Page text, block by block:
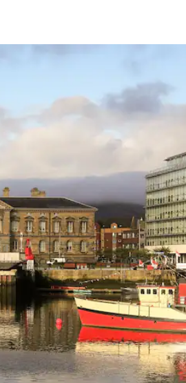
se mere ved at trykke eller stryge.